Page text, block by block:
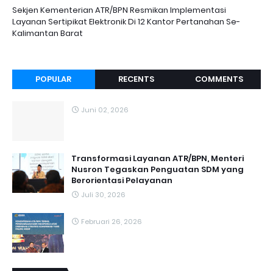
Sekjen Kementerian ATR/BPN Resmikan Implementasi
Layanan Sertipikat Elektronik Di 12 Kantor Pertanahan Se-
Kalimantan Barat
POPULAR RECENTS COMMENTS
Juni 02, 2026
Transformasi Layanan ATR/BPN, Menteri
Nusron Tegaskan Penguatan SDM yang
Berorientasi Pelayanan
Juli 30, 2026
Februari 26, 2026